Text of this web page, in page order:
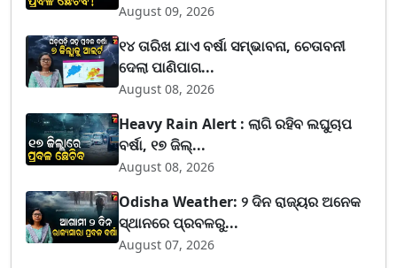
August 09, 2026
୧୪ ତାରିଖ ଯାଏ ବର୍ଷା ସମ୍ଭାବନା, ଚେତାବନୀ
ଦେଲା ପାଣିପାଗ...
August 08, 2026
Heavy Rain Alert : ଲାଗି ରହିବ ଲଘୁଚାପ
ବର୍ଷା, ୧୭ ଜିଲ୍...
August 08, 2026
Odisha Weather: ୨ ଦିନ ରାଜ୍ୟର ଅନେକ
ସ୍ଥାନରେ ପ୍ରବଳରୁ...
August 07, 2026